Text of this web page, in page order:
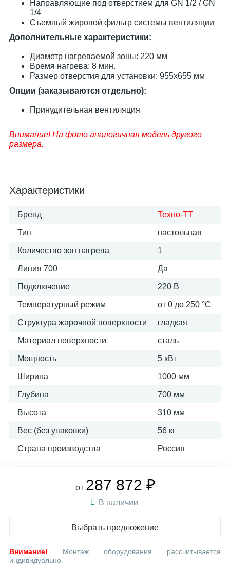
Направляющие под отверстием для GN 1/2 / GN
1/4
Съемный жировой фильтр системы вентиляции
Дополнительные характеристики:
Диаметр нагреваемой зоны: 220 мм
Время нагрева: 8 мин.
Размер отверстия для установки: 955х655 мм
Опции (заказываются отдельно):
Принудительная вентиляция
Внимание! На фото аналогичная модель другого
размера.
Характеристики
Бренд Техно-ТТ
Тип настольная
Количество зон нагрева 1
Линия 700 Да
Подключение 220 В
Температурный режим от 0 до 250 °С
Структура жарочной поверхности гладкая
Материал поверхности сталь
Мощность 5 кВт
Ширина 1000 мм
Глубина 700 мм
Высота 310 мм
Вес (без упаковки) 56 кг
Страна производства Россия
от 287 872 ₽
В наличии
Выбрать предложение
Внимание! Монтаж оборудования рассчитывается
индивидуально.